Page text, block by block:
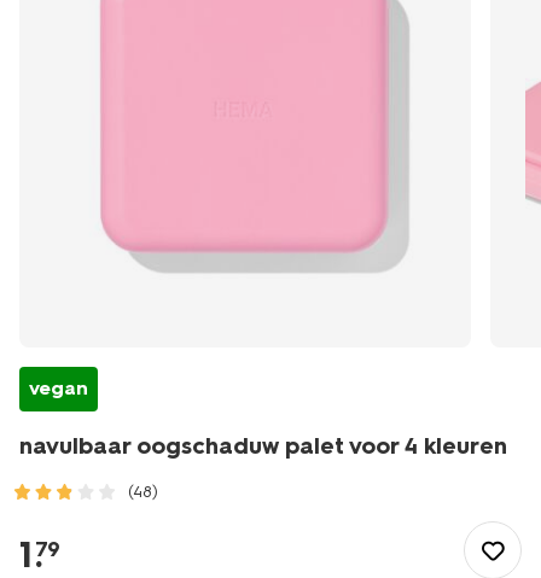
vegan
navulbaar oogschaduw palet voor 4 kleuren
(48)
gezond/make-
up/oogschaduw/navulling-
1.
79